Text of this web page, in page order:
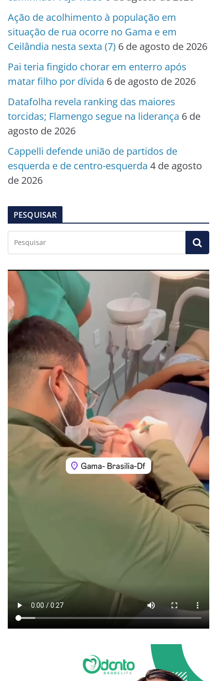
Ação de acolhimento à população em
situação de rua ocorre no Gama e em
Ceilândia nesta sexta (7) 6 de agosto de 2026
Pai teria fingido chorar em enterro após
matar filho por dívida 6 de agosto de 2026
Datafolha revela ranking das maiores
torcidas; Flamengo segue na liderança 6 de
agosto de 2026
Cappelli defende união de partidos de
esquerda e de centro-esquerda 4 de agosto
de 2026
PESQUISAR